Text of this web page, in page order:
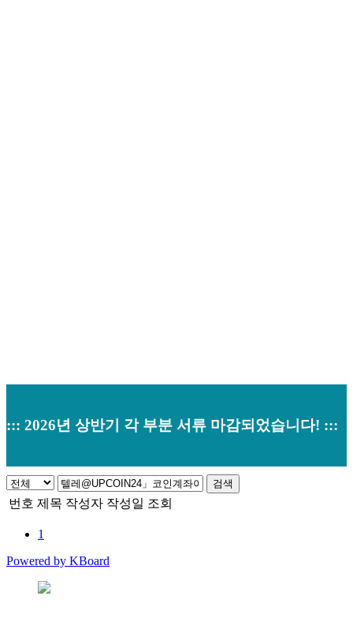
::: 2026년 상반기 각 부분 서류 마감되었습니다! :::
검색
번호 제목 작성자 작성일 조회
1
Powered by KBoard